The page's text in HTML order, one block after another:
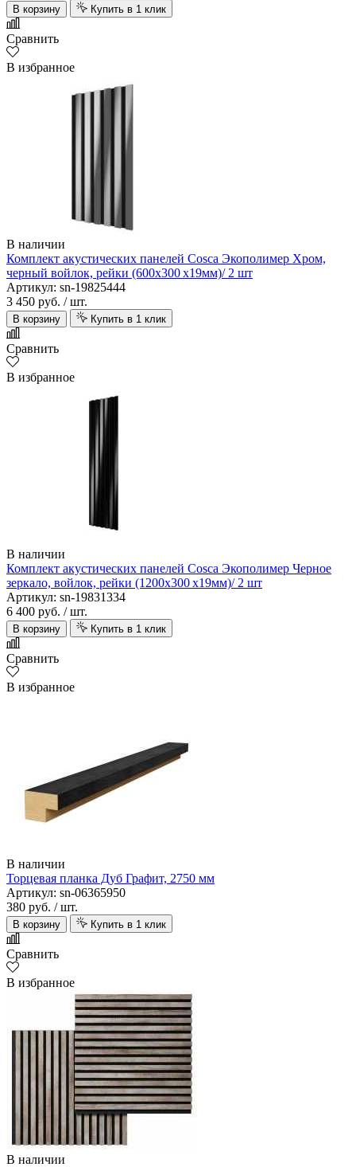
В корзину Купить в 1 клик
Сравнить
В избранное
В наличии
Комплект акустических панелей Cosca Экополимер Хром,
черный войлок, рейки (600х300 х19мм)/ 2 шт
Артикул: sn-19825444
3 450 руб. / шт.
В корзину Купить в 1 клик
Сравнить
В избранное
В наличии
Комплект акустических панелей Cosca Экополимер Черное
зеркало, войлок, рейки (1200х300 х19мм)/ 2 шт
Артикул: sn-19831334
6 400 руб. / шт.
В корзину Купить в 1 клик
Сравнить
В избранное
В наличии
Торцевая планка Дуб Графит, 2750 мм
Артикул: sn-06365950
380 руб. / шт.
В корзину Купить в 1 клик
Сравнить
В избранное
В наличии